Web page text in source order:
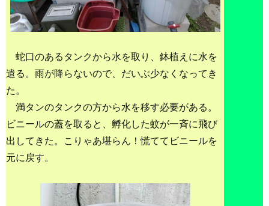
蛇口のあるタンクから水を取り、鉢植えに水を
遣る。雨が降らないので、だいぶ少なくなってき
た。
満タンのタンクの方から水を移す必要がある。
ビニールの蓋を取ると、孵化した蚊が一斉に飛び
出してきた。こりゃあ堪らん！慌ててビニールを
元に戻す。